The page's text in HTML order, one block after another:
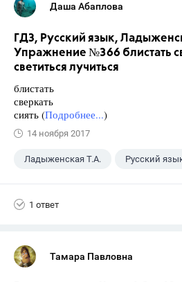
Даша Абаплова
ГДЗ, Русский язык,
Упражнение №366 блистать
светиться лучиться
блистать
сверкать
сиять (Подробнее...)
14 ноября 2017
Ладыженская Т.А. Русский
1 ответ
Тамара Павловна